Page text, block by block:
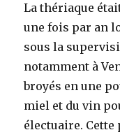
La thériaque
une fois par an
sous la
notamment à
broyés en une
miel et du vin
électuaire.